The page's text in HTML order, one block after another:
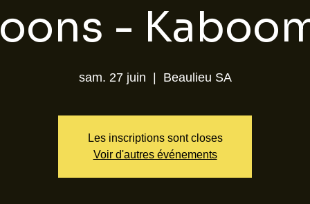
-
sam. 27 juin
  |
Beaulieu SA
Les inscriptions sont closes
Voir d'autres événements